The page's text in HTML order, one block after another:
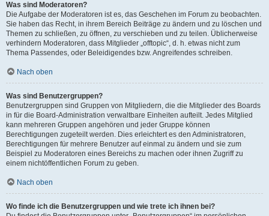
Was sind Moderatoren?
Die Aufgabe der Moderatoren ist es, das Geschehen im Forum zu beobachten.
Sie haben das Recht, in ihrem Bereich Beiträge zu ändern und zu löschen und
Themen zu schließen, zu öffnen, zu verschieben und zu teilen. Üblicherweise
verhindern Moderatoren, dass Mitglieder „offtopic“, d. h. etwas nicht zum
Thema Passendes, oder Beleidigendes bzw. Angreifendes schreiben.
Nach oben
Was sind Benutzergruppen?
Benutzergruppen sind Gruppen von Mitgliedern, die die Mitglieder des Boards
in für die Board-Administration verwaltbare Einheiten aufteilt. Jedes Mitglied
kann mehreren Gruppen angehören und jeder Gruppe können
Berechtigungen zugeteilt werden. Dies erleichtert es den Administratoren,
Berechtigungen für mehrere Benutzer auf einmal zu ändern und sie zum
Beispiel zu Moderatoren eines Bereichs zu machen oder ihnen Zugriff zu
einem nichtöffentlichen Forum zu geben.
Nach oben
Wo finde ich die Benutzergruppen und wie trete ich ihnen bei?